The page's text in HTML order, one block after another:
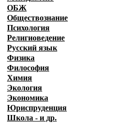
ОБЖ
Обществознание
Психология
Религиоведение
Русский язык
Физика
Философия
Химия
Экология
Экономика
Юриспруденция
Школа - и др.